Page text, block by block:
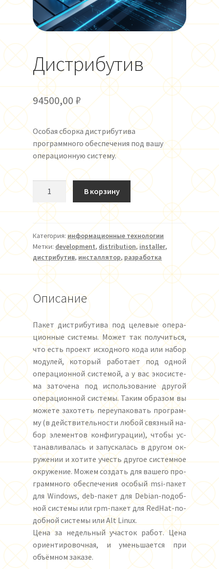
Оформление заказа
Дистрибутив
94500,00₽
Особая сборка дистрибутива
программного обеспечения под вашу
операционную систему.
Количество
Дистрибутив
В корзину
Категория: информационные технологии
Метки: development, distribution, installer,
дистрибутив, инсталлятор, разработка
Описание
Пакет дис­три­бу­ти­ва под це­ле­вые опе­ра­
ци­он­ные сис­те­мы. Мо­жет так по­лу­чить­ся,
что есть про­ект ис­ход­но­го ко­да или на­бор
мо­ду­лей, ко­то­рый ра­бо­та­ет под од­ной
опе­ра­ци­он­ной сис­те­мой, а у вас эко­сис­те­
ма за­то­че­на под ис­поль­зо­ва­ние друг­ой
опе­ра­ци­он­ной сис­те­мы. Та­ким об­ра­зом вы
мо­же­те за­хо­теть пе­ре­у­па­ко­вать про­грам­
му (в дей­стви­тель­нос­ти лю­бой связ­ный на­
бор эле­мен­тов кон­фи­гу­ра­ции), что­бы ус­
та­нав­ли­ва­лась и за­пус­ка­лась в дру­гом ок­
ру­же­нии и хо­ти­те учесть дру­гое сис­тем­ное
ок­ру­же­ние. Мо­жем соз­дать для ва­ше­го про­
грамм­но­го обес­пе­че­ния осо­бый msi-па­кет
для Windows, deb-па­кет для Debian-по­доб­
ной сис­темы или rpm-па­кет для RedHat-по­
доб­ной сис­темы или Alt Linux.
Це­на за не­дель­ный учас­ток ра­бот. Це­на
ори­ен­ти­ро­воч­ная, и умень­ша­ет­ся при
объём­ном за­ка­зе.